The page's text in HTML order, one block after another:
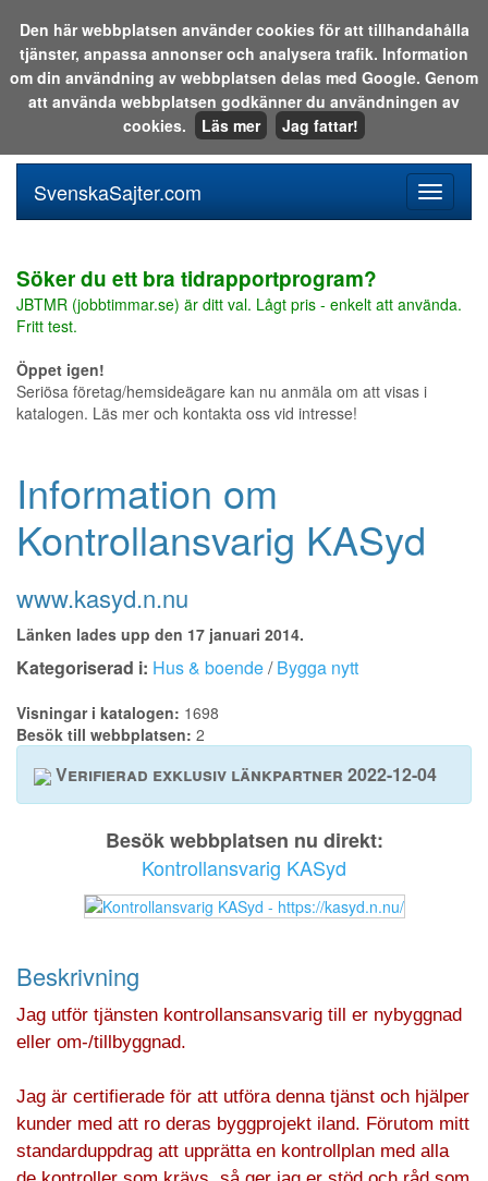
Sök i katalogen eller på webben:
meny
SvenskaSajter.com
Söker du ett bra tidrapportprogram?
JBTMR (jobbtimmar.se) är ditt val. Lågt pris - enkelt att använda.
Fritt test.
Öppet igen!
Seriösa företag/hemsideägare kan nu anmäla om att visas i
katalogen. Läs mer och kontakta oss vid intresse!
Information om
Kontrollansvarig KASyd
www.kasyd.n.nu
Länken lades upp den 17 januari 2014.
Kategoriserad i: Hus & boende/Bygga nytt
Visningar i katalogen: 1698
Besök till webbplatsen: 2
Verifierad exklusiv länkpartner 2022-12-04
Besök webbplatsen nu direkt:
Kontrollansvarig KASyd
Beskrivning
Jag utför tjänsten kontrollansansvarig till er nybyggnad
eller om-/tillbyggnad.
Jag är certifierade för att utföra denna tjänst och hjälper
kunder med att ro deras byggprojekt iland. Förutom mitt
standarduppdrag att upprätta en kontrollplan med alla
Den här webbplatsen använder cookies för att tillhandahålla
tjänster, anpassa annonser och analysera trafik. Information
om din användning av webbplatsen delas med Google. Genom
att använda webbplatsen godkänner du användningen av
cookies.
Läs mer Jag fattar!